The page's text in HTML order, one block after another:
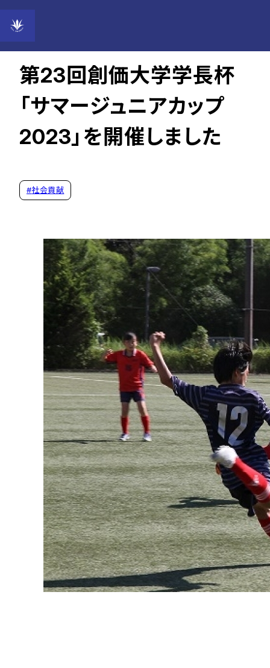
2023年10月04日
第23回創価大学学長杯
「サマージュニアカップ
2023」を開催しました
#社会貢献